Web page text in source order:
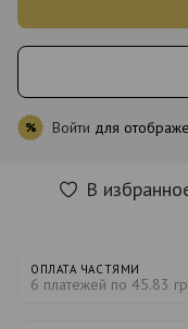
% Войти для
В
ОПЛАТА ЧАСТЯМИ
6 платежей по 45.83